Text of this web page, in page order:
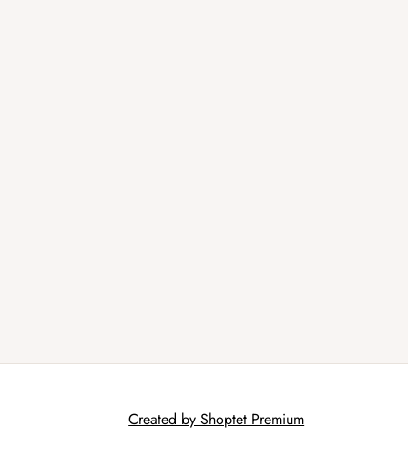
Created by Shoptet Premium